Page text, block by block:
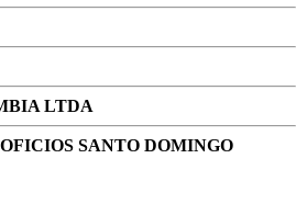
LTDA
SANTO DOMINGO